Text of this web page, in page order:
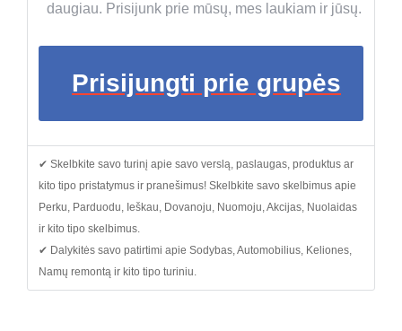
daugiau. Prisijunk prie mūsų, mes laukiam ir jūsų.
Prisijungti prie grupės
✔ Skelbkite savo turinį apie savo verslą, paslaugas, produktus ar
kito tipo pristatymus ir pranešimus! Skelbkite savo skelbimus apie
Perku, Parduodu, Ieškau, Dovanoju, Nuomoju, Akcijas, Nuolaidas
ir kito tipo skelbimus.
✔ Dalykitės savo patirtimi apie Sodybas, Automobilius, Keliones,
Namų remontą ir kito tipo turiniu.